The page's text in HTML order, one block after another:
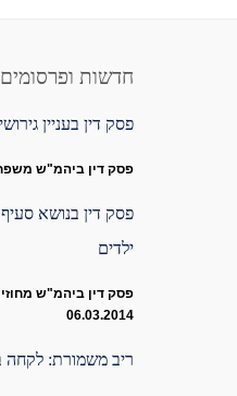
חדשות
פסק דין בעניין
פסק דין ביהמ"ש משפחה מיום
ילדים
פסק דין ביהמ"ש מחוזי
06.03.2014
ריב משמורת: לקחה